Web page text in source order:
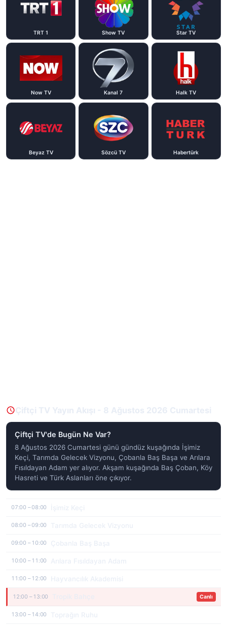
TRT 1 Show TV Star TV
Now TV Kanal 7 Halk TV
Beyaz TV Sözcü TV Habertürk
Çiftçi TV'de Bugün Ne Var?
8 Ağustos 2026 Cumartesi günü gündüz kuşağında İşimiz
Keçi, Tarımda Gelecek Vizyonu, Çobanla Baş Başa ve Arılara
Fısıldayan Adam yer alıyor. Akşam kuşağında Baş Çoban, Köy
Hasreti ve Türk Aslanları öne çıkıyor.
07:00 – 08:00
08:00 – 09:00
09:00 – 10:00
10:00 – 11:00
11:00 – 12:00
12:00 – 13:00 Canlı
13:00 – 14:00